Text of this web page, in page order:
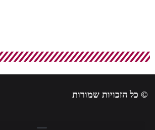
© כל הזכויות שמורות